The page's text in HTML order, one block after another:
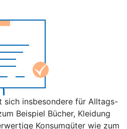
sich insbesondere für Alltags-
Beispiel Bücher, Kleidung
Konsumgüter wie zum